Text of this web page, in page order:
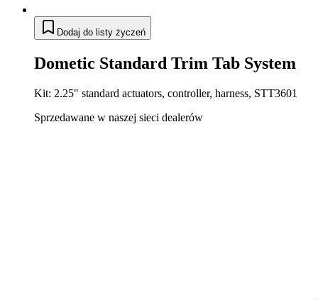
Dodaj do listy życzeń
Dometic Standard Trim Tab System
Kit: 2.25" standard actuators, controller, harness, STT3601
Sprzedawane w naszej sieci dealerów